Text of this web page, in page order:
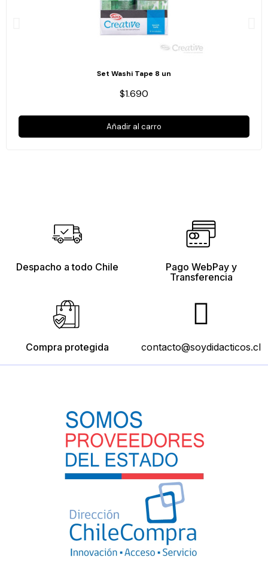
Set Washi Tape 8 un
$1.690
Añadir al carro
Despacho a todo Chile
Pago WebPay y
Transferencia
Compra protegida contacto@soydidacticos.cl